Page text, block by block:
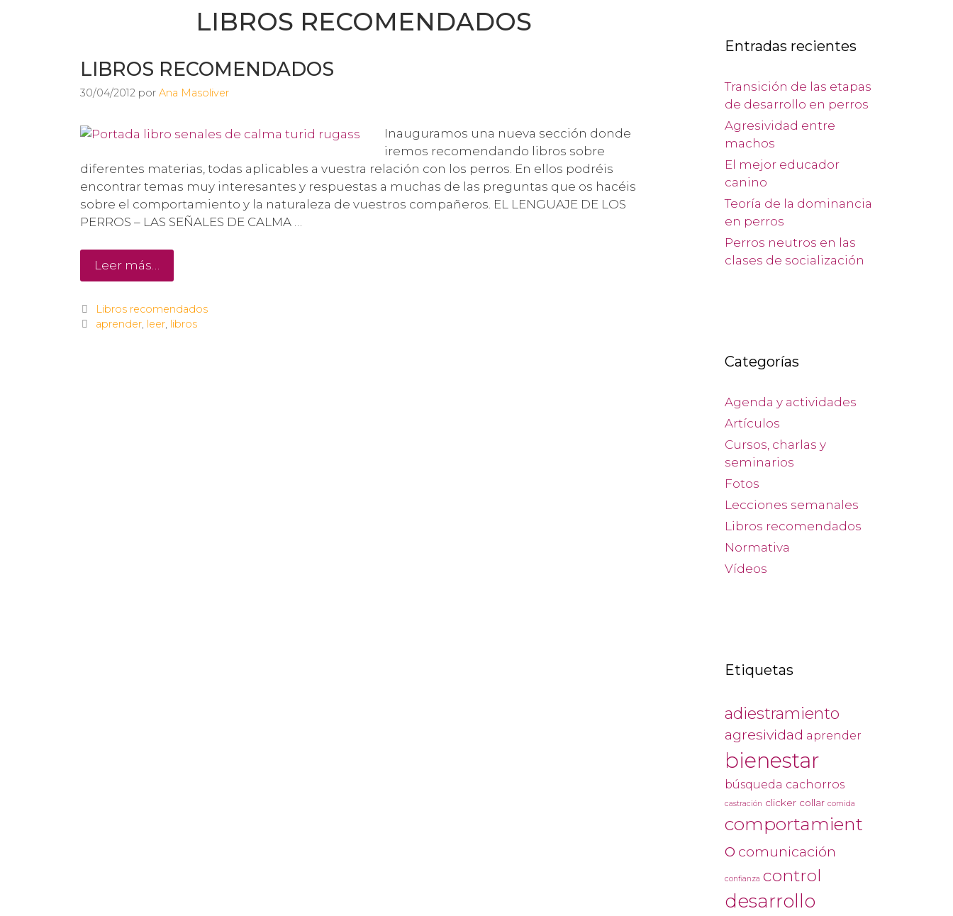
LIBROS RECOMENDADOS
LIBROS RECOMENDADOS
30/04/2012 por Ana Masoliver
Inauguramos una nueva sección donde
iremos recomendando libros sobre
diferentes materias, todas aplicables a vuestra relación con los perros. En ellos podréis
encontrar temas muy interesantes y respuestas a muchas de las preguntas que os hacéis
sobre el comportamiento y la naturaleza de vuestros compañeros. EL LENGUAJE DE LOS
PERROS – LAS SEÑALES DE CALMA …
Leer más…
Libros recomendados
aprender, leer, libros
Entradas recientes
Transición de las etapas
de desarrollo en perros
Agresividad entre
machos
El mejor educador
canino
Teoría de la dominancia
en perros
Perros neutros en las
clases de socialización
Categorías
Agenda y actividades
Artículos
Cursos, charlas y
seminarios
Fotos
Lecciones semanales
Libros recomendados
Normativa
Vídeos
Etiquetas
adiestramiento
agresividad aprender
bienestar
búsqueda cachorros
castración clicker collar comida
comportamient
o comunicación
confianza control
desarrollo